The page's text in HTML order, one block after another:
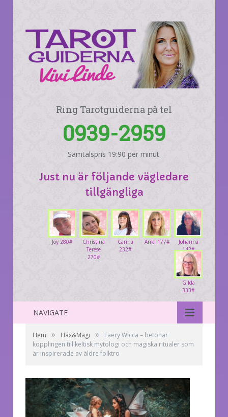
Ring Tarotguiderna på tel
0939-2959
Samtalspris 19:90 per minut.
Just nu är följande vägledare
tillgängliga
Johanna
142#
Anki 177#
Carina
232#
Christina
Terese
270#
Joy 280#
Gilda
333#
NAVIGATE
Hem » Häx&Magi »
Faery Wicca – betonar
kopplingen till keltisk mytologi och magiska ritualer som
är inspirerade av äldre folktro